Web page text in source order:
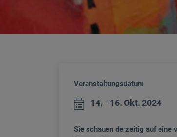
Veranstaltungsdatum
14. - 16. Okt. 2024
Sie schauen derzeitig auf eine